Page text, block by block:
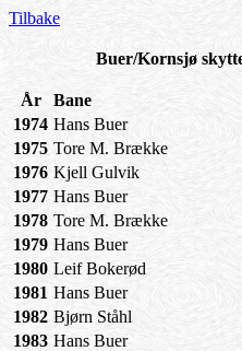
Tilbake
Buer/Kornsjø
År Bane
1974 Hans Buer
1975 Tore M. Brække
1976 Kjell Gulvik
1977 Hans Buer
1978 Tore M. Brække
1979 Hans Buer
1980 Leif Bokerød
1981 Hans Buer
1982 Bjørn Ståhl
1983 Hans Buer